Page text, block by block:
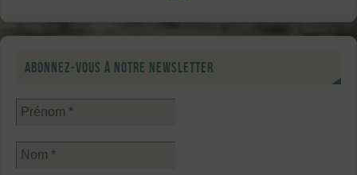
Abonnez-vous à notre newsletter